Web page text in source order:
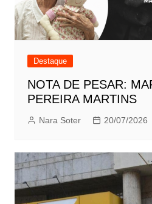
Destaque
NOTA DE PESAR:
PEREIRA MARTINS
Nara Soter 20/07/2026